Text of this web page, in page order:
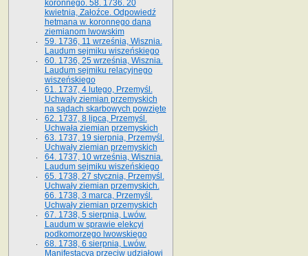
koronnego. 58. 1736. 20
kwietnia, Załoźce. Odpowiedź
hetmana w. koronnego dana
ziemianom lwowskim
59. 1736, 11 września, Wisznia.
Laudum sejmiku wiszeńskiego
60. 1736, 25 września, Wisznia.
Laudum sejmiku relacyjnego
wiszeńskiego
61. 1737, 4 lutego, Przemyśl.
Uchwały ziemian przemyskich
na sądach skarbowych powzięte
62. 1737, 8 lipca, Przemyśl.
Uchwała ziemian przemyskich
63. 1737, 19 sierpnia, Przemyśl.
Uchwały ziemian przemyskich
64. 1737, 10 września, Wisznia.
Laudum sejmiku wiszeńskiego
65. 1738, 27 stycznia, Przemyśl.
Uchwały ziemian przemyskich­­.
66. 1738, 3 marca, Przemyśl.
Uchwały ziemian przemyskich­
67. 1738, 5 sierpnia, Lwów.
Laudum w sprawie elekcyi
podkomorzego lwowskiego
68. 1738, 6 sierpnia, Lwów.
Manifestacya przeciw udziałowi